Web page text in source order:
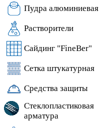
Пудра алюминиевая
Растворители
Сайдинг "FineBer"
Сетка штукатурная
Средства защиты
Стеклопластиковая
арматура